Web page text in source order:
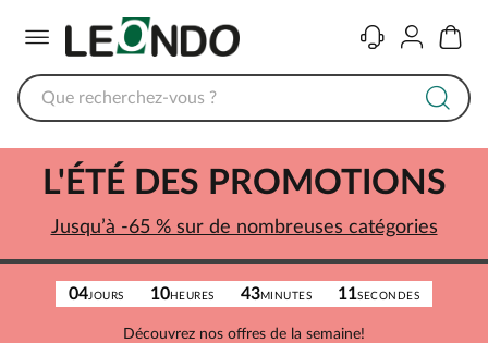
ContactComptePanier
04JOURS 10HEURES 43MINUTES 11SECONDES
Découvrez nos offres de la semaine!
L'ÉTÉ DES PROMOTIONS
Jusqu’à -65 % sur de nombreuses catégories